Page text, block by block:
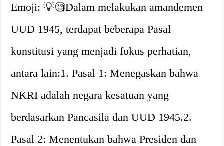
Emoji: 💡🧐Dalam melakukan amandemen
UUD 1945, terdapat beberapa Pasal
konstitusi yang menjadi fokus perhatian,
antara lain:1. Pasal 1: Menegaskan bahwa
NKRI adalah negara kesatuan yang
berdasarkan Pancasila dan UUD 1945.2.
Pasal 2: Menentukan bahwa Presiden dan